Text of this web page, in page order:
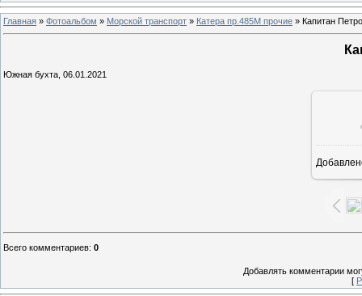
Главная » Фотоальбом » Морской транспорт » Катера пр.485М прочие » Капитан
Южная бухта, 06.01.2021
Всего комментариев: 0
Добавлять комментарии
[